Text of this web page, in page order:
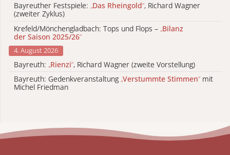
Bayreuther Festspiele: „Das Rheingold“, Richard Wagner
(zweiter Zyklus)
Krefeld/Mönchengladbach: Tops und Flops – „Bilanz
der Saison 2025/26“
4. August 2026
Bayreuth: „Rienzi“, Richard Wagner (zweite Vorstellung)
Bayreuth: Gedenkveranstaltung „Verstummte Stimmen“ mit
Michel Friedman